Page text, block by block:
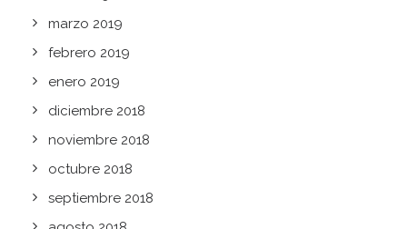
marzo 2019
febrero 2019
enero 2019
diciembre 2018
noviembre 2018
octubre 2018
septiembre 2018